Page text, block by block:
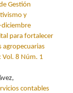
Gestión
y
para fortalecer
agropecuarias
Vol. 8 Núm. 1
contables